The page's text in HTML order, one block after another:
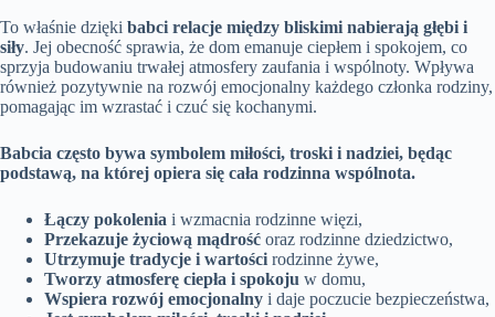
To właśnie dzięki babci relacje między bliskimi nabierają głębi i
siły. Jej obecność sprawia, że dom emanuje ciepłem i spokojem, co
sprzyja budowaniu trwałej atmosfery zaufania i wspólnoty. Wpływa
również pozytywnie na rozwój emocjonalny każdego członka rodziny,
pomagając im wzrastać i czuć się kochanymi.
Babcia często bywa symbolem miłości, troski i nadziei, będąc
podstawą, na której opiera się cała rodzinna wspólnota.
Łączy pokolenia i wzmacnia rodzinne więzi,
Przekazuje życiową mądrość oraz rodzinne dziedzictwo,
Utrzymuje tradycje i wartości rodzinne żywe,
Tworzy atmosferę ciepła i spokoju w domu,
Wspiera rozwój emocjonalny i daje poczucie bezpieczeństwa,